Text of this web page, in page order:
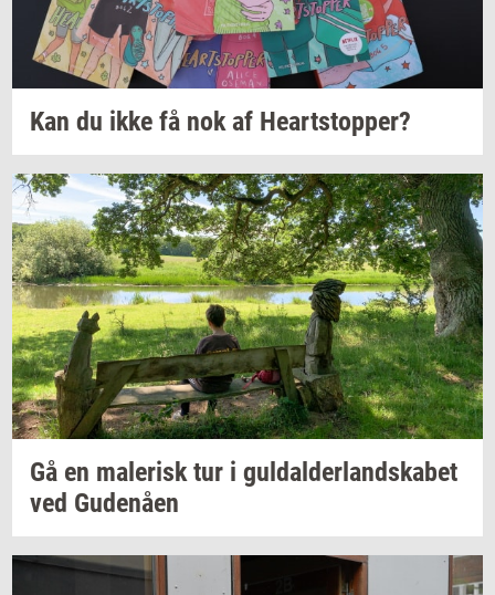
Kan du ikke få nok af Heart­stop­per?
Gå en ma­le­risktur i gul­dal­der­land­ska­bet
ved Gu­denå­en